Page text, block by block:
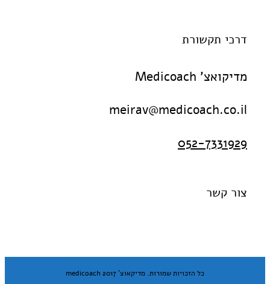
דרכי תקשורת
מדיקואצ' Medicoach
meirav@medicoach.co.il
052-7331929
צור קשר
כל הזכויות שמורות. מדיקאוצ' medicoach 2017